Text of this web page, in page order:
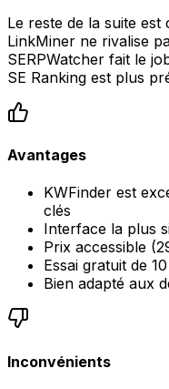
Le reste de la suite
LinkMiner ne rivalise
SERPWatcher fait le
SE Ranking est plus
Avantages
KWFinder est
clés
Interface la plus
Prix accessible
Essai gratuit de
Bien adapté aux
Inconvénients